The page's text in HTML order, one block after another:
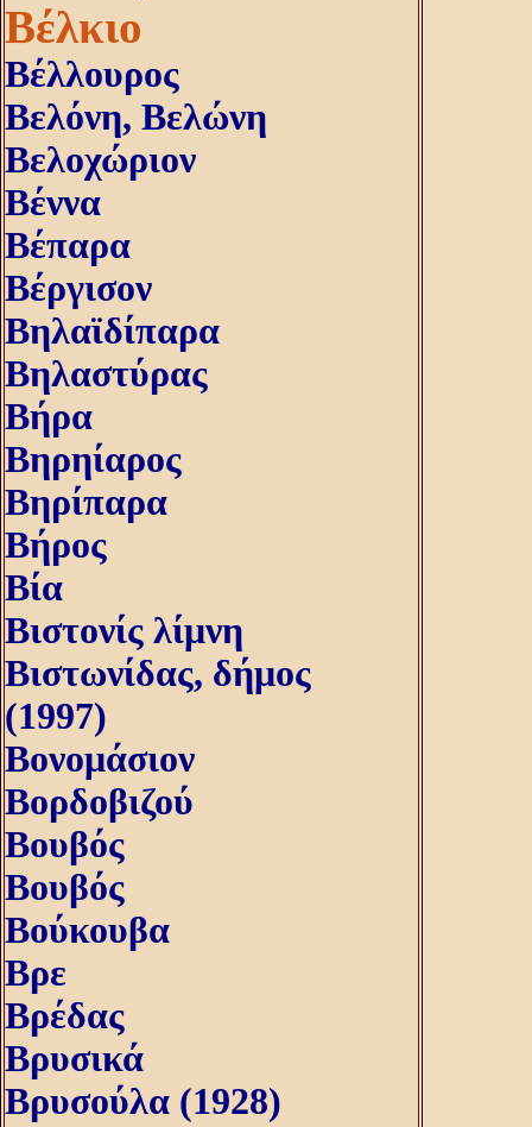
Βέλκιο
Βέλλουρος
Βελόνη, Bελώνη
Βελοχώριον
Βέννα
Βέπαρα
Βέργισον
Βηλαϊδίπαρα
Βηλαστύρας
Βήρα
Βηρηίαρος
Βηρίπαρα
Βήρος
Βία
Βιστονίς λίμνη
Βιστωνίδας, δήμος
(1997)
Βονομάσιον
Βορδοβιζού
Βουβός
Βουβός
Βούκουβα
Βρε
Βρέδας
Βρυσικά
Βρυσούλα (1928)